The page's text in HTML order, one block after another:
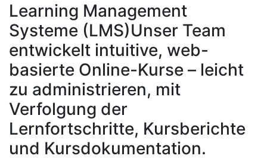
Learning Management
Systeme (LMS)Unser Team
entwickelt intuitive, web-
basierte Online-Kurse – leicht
zu administrieren, mit
Verfolgung der
Lernfortschritte, Kursberichte
und Kursdokumentation.